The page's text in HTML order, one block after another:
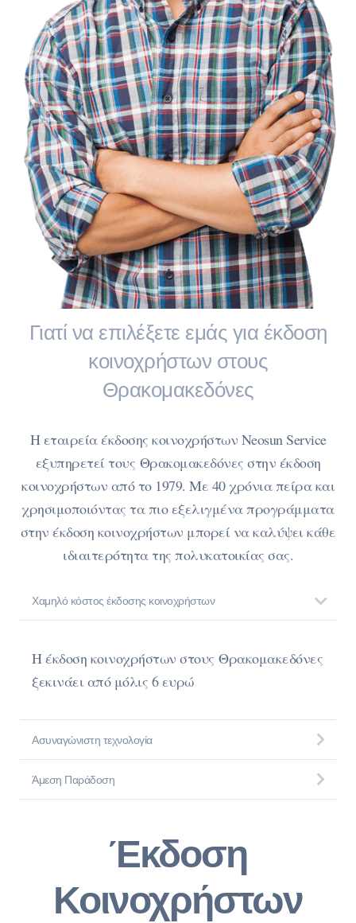
Γιατί να επιλέξετε εμάς για έκδοση
κοινοχρήστων στους
Θρακομακεδόνες
Η εταιρεία έκδοσης κοινοχρήστων Neosun Service
εξυπηρετεί τους Θρακομακεδόνες στην έκδοση
κοινοχρήστων από το 1979. Με 40 χρόνια πείρα και
χρησιμοποιόντας τα πιο εξελιγμένα προγράμματα
στην έκδοση κοινοχρήστων μπορεί να καλύψει κάθε
ιδιαιτερότητα της πολυκατοικίας σας.
Χαμηλό κόστος έκδοσης κοινοχρήστων
Η έκδοση κοινοχρήστων στους Θρακομακεδόνες
ξεκινάει από μόλις 6 ευρώ
Ασυναγώνιστη τεχνολογία
Άμεση Παράδοση
Έκδοση
Κοινοχρήστων